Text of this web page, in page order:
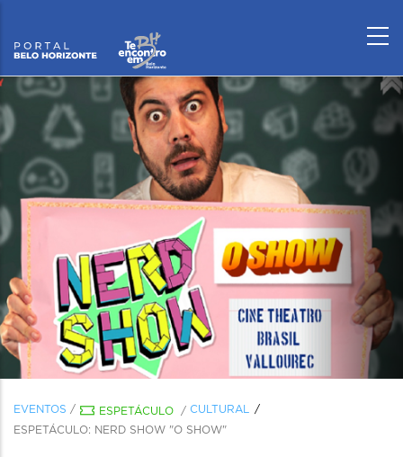
EVENTOS / ESPETÁCULO / CULTURAL
ESPETÁCULO: NERD SHOW "O SHOW"